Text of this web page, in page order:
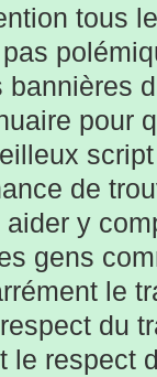
tous
pour
de
y
gens
le
du
le respect